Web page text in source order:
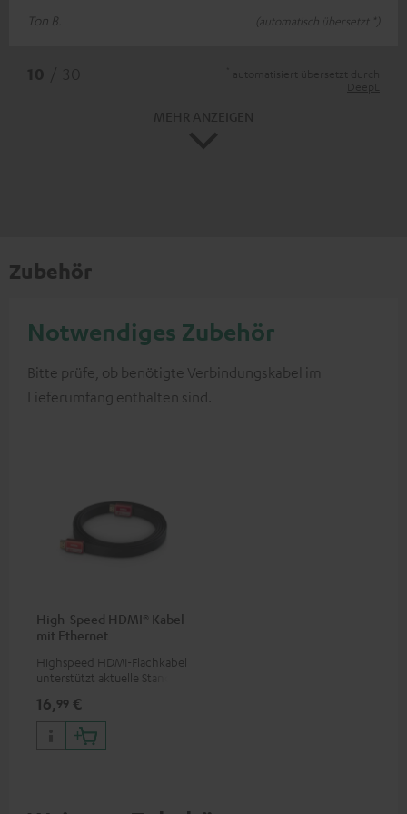
Ton B.
(automatisch übersetzt *)
Zubehör
Notwendiges Zubehör
Bitte prüfe, ob benötigte Verbindungskabel im
Lieferumfang enthalten sind.
High-Speed HDMI® Kabel
mit Ethernet
Highspeed HDMI-Flachkabel
unterstützt aktuelle Standards
16,99 €